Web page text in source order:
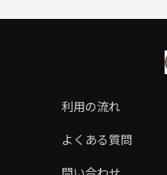
利用の流れ
よくある質問